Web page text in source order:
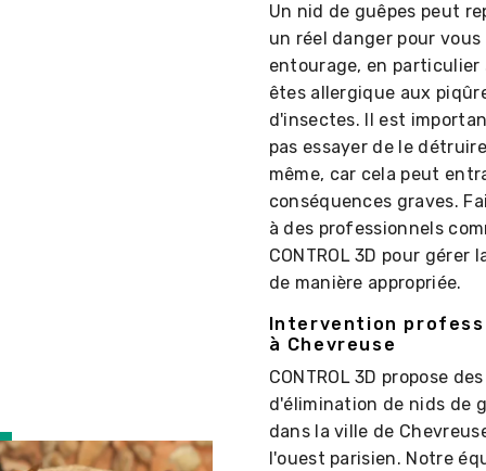
Un nid de guêpes peut
un réel danger pour
entourage, en particulier
êtes allergique aux
d'insectes. Il est
pas essayer de le
même, car cela peut
conséquences graves.
à des professionnels
CONTROL 3D pour gérer
de manière appropriée.
Intervention
à Chevreuse
CONTROL 3D propose
d'élimination de nids de
dans la ville de
l'ouest parisien. Notre